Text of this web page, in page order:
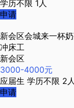
学历不限 1人
申请
新会区会城来一杯
冲床工
新会区
3000-4000元
应届生 学历不限 2人
申请